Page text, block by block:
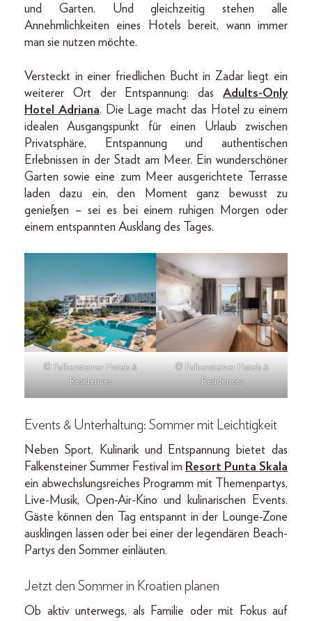
und Garten. Und gleichzeitig stehen alle
Annehmlichkeiten eines Hotels bereit, wann immer
man sie nutzen möchte.
Versteckt in einer friedlichen Bucht in Zadar liegt ein
weiterer Ort der Entspannung: das Adults-Only
Hotel Adriana. Die Lage macht das Hotel zu einem
idealen Ausgangspunkt für einen Urlaub zwischen
Privatsphäre, Entspannung und authentischen
Erlebnissen in der Stadt am Meer. Ein wunderschöner
Garten sowie eine zum Meer ausgerichtete Terrasse
laden dazu ein, den Moment ganz bewusst zu
genießen – sei es bei einem ruhigen Morgen oder
einem entspannten Ausklang des Tages.
© Falkensteiner Hotels &
Residences
© Falkensteiner Hotels &
Residences
Events & Unterhaltung: Sommer mit Leichtigkeit
Neben Sport, Kulinarik und Entspannung bietet das
Falkensteiner Summer Festival im Resort Punta Skala
ein abwechslungsreiches Programm mit Themenpartys,
Live-Musik, Open-Air-Kino und kulinarischen Events.
Gäste können den Tag entspannt in der Lounge-Zone
ausklingen lassen oder bei einer der legendären Beach-
Partys den Sommer einläuten.
Jetzt den Sommer in Kroatien planen
Ob aktiv unterwegs, als Familie oder mit Fokus auf